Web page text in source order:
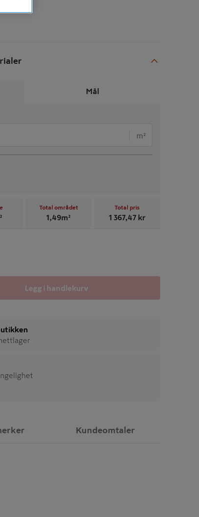
Mål
m²
Total området
1,49m²
Total pris
1 367,47 kr
Legg i handlekurv
Kundeomtaler